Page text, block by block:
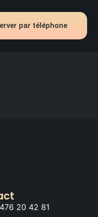
par téléphone
20 42 81